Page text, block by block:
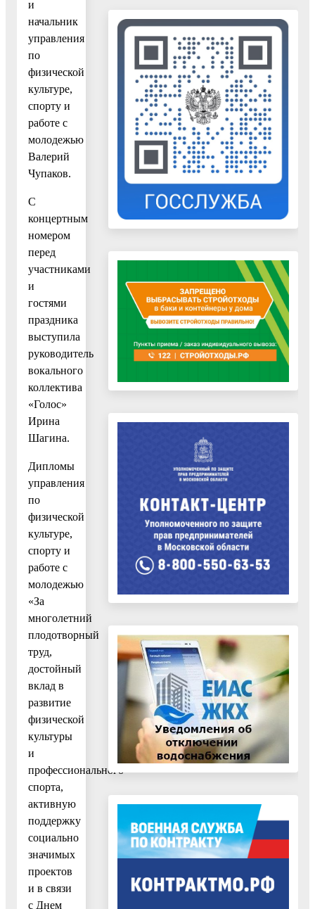
и
начальник
управления
по
физической
культуре,
спорту и
работе с
молодежью
Валерий
Чупаков.
С
концертным
номером
перед
участниками
и
гостями
праздника
выступила
руководитель
вокального
коллектива
«Голос»
Ирина
Шагина.
Дипломы
управления
по
физической
культуре,
спорту и
работе с
молодежью
«За
многолетний
плодотворный
труд,
достойный
вклад в
развитие
физической
культуры
и
профессионального
спорта,
активную
поддержку
социально
значимых
проектов
и в связи
с Днем